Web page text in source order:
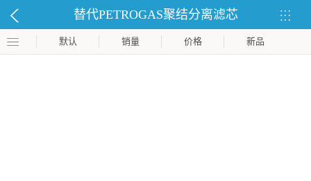
替代PETROGAS聚结分离滤芯
默认 销量 价格 新品